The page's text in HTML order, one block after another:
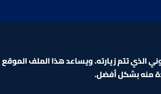
الذي تتم زيارته. ويساعد هذا الملف الموقع
منه بشكل أفضل.